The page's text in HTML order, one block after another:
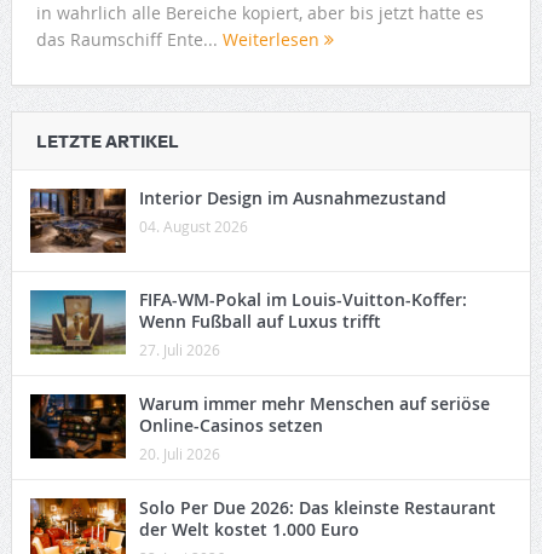
in wahrlich alle Bereiche kopiert, aber bis jetzt hatte es
das Raumschiff Ente... Weiterlesen
LETZTE ARTIKEL
Interior Design im Ausnahmezustand
04. August 2026
FIFA-WM-Pokal im Louis-Vuitton-Koffer:
Wenn Fußball auf Luxus trifft
27. Juli 2026
Warum immer mehr Menschen auf seriöse
Online-Casinos setzen
20. Juli 2026
Solo Per Due 2026: Das kleinste Restaurant
der Welt kostet 1.000 Euro